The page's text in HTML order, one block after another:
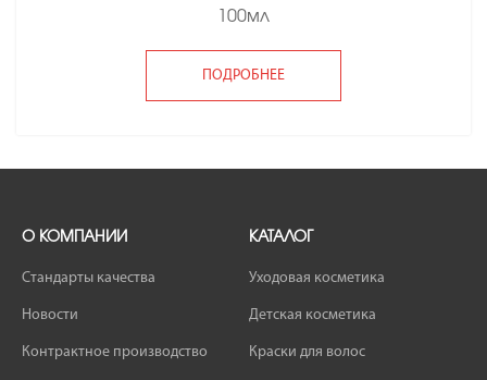
100мл
ПОДРОБНЕЕ
О КОМПАНИИ
Стандарты качества
Новости
Контрактное производство
КАТАЛОГ
Уходовая косметика
Детская косметика
Краски для волос